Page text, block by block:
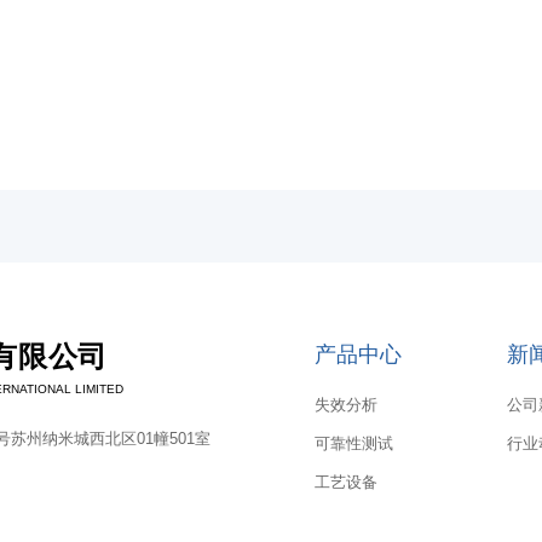
限公司
LIMITED
苏州纳米城西北区01幢501室
产品中心
失效分析
可靠性测试
工艺设备
新
公司
行业